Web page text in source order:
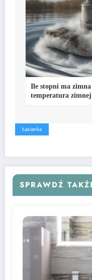
Ile stopni ma
temperatura
Łazienka
SPRAWDŹ